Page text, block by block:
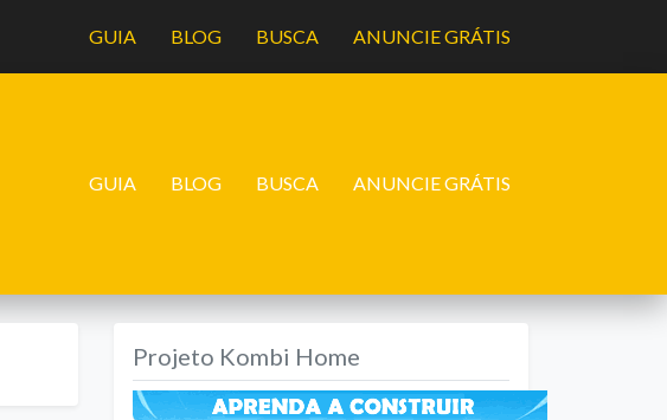
GUIA BLOG BUSCA ANUNCIE GRÁTIS
GUIA BLOG BUSCA ANUNCIE GRÁTIS
Projeto Kombi Home